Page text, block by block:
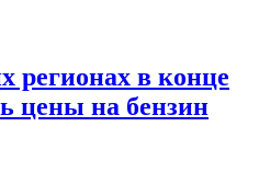
регионах в конце
цены на бензин